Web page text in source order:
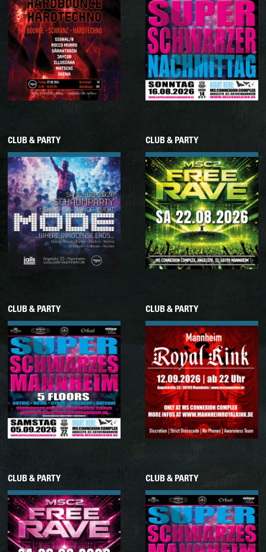
Freitag07.08.2026
BADDIE CORE
Sonntag16.08.2026
SUPER SCHWARZER
NACHMITTAG
CLUB & PARTY
Samstag22.08.2026
M.O.D.E. •
SCHAUMPARTY EDITION
CLUB & PARTY
Samstag22.08.2026
MSC FREE RAVE • VOL.
11
CLUB & PARTY
Samstag
05.09.2026
SUPER SCHWARZES
MANNHEIM
CLUB & PARTY
Samstag12.09.2026
MANNHEIM ROYAL KINK
CLUB & PARTY
Samstag26.09.2026
MSC FREE RAVE • VOL.
12
CLUB & PARTY
Samstag
03.10.2026
SUPER SCHWARZES
MANNHEIM